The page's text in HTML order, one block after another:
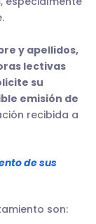
y apellidos,
lectivas
su
emisión de
recibida a
de sus
son: